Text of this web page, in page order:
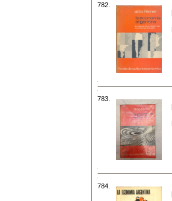
782.
783.
784.